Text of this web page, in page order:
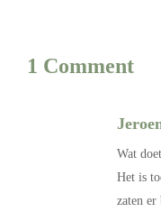
1 Comment
Wat
Het is
zaten er